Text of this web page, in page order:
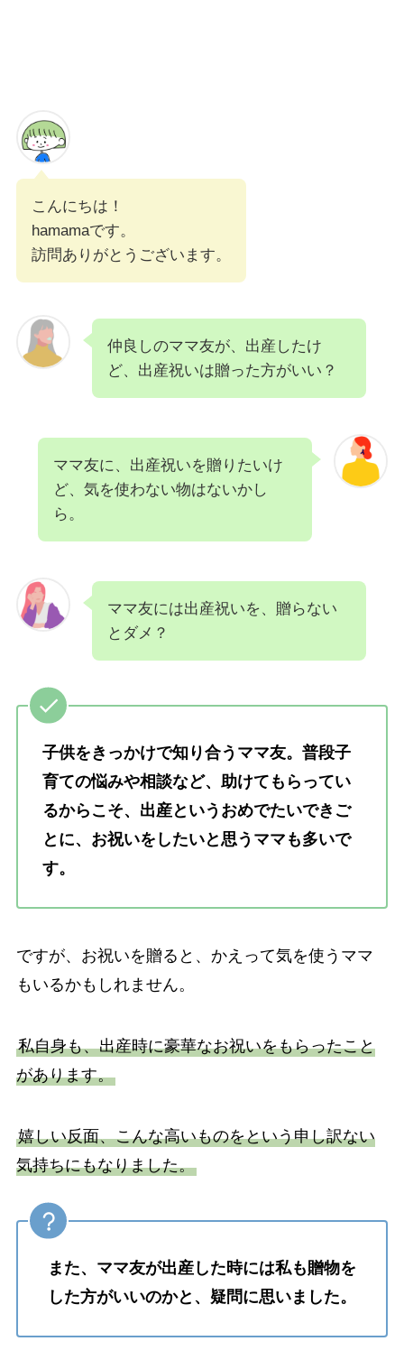
こんにちは！
hamamaです。
訪問ありがとうございます。
仲良しのママ友が、出産したけ
ど、出産祝いは贈った方がいい？
ママ友に、出産祝いを贈りたいけ
ど、気を使わない物はないかし
ら。
ママ友には出産祝いを、贈らない
とダメ？
子供をきっかけで知り合うママ友。普段子
育ての悩みや相談など、助けてもらってい
るからこそ、出産というおめでたいできご
とに、お祝いをしたいと思うママも多いで
す。
ですが、お祝いを贈ると、かえって気を使うママ
もいるかもしれません。
私自身も、出産時に豪華なお祝いをもらったこと
があります。
嬉しい反面、こんな高いものをという申し訳ない
気持ちにもなりました。
また、ママ友が出産した時には私も贈物を
した方がいいのかと、疑問に思いました。